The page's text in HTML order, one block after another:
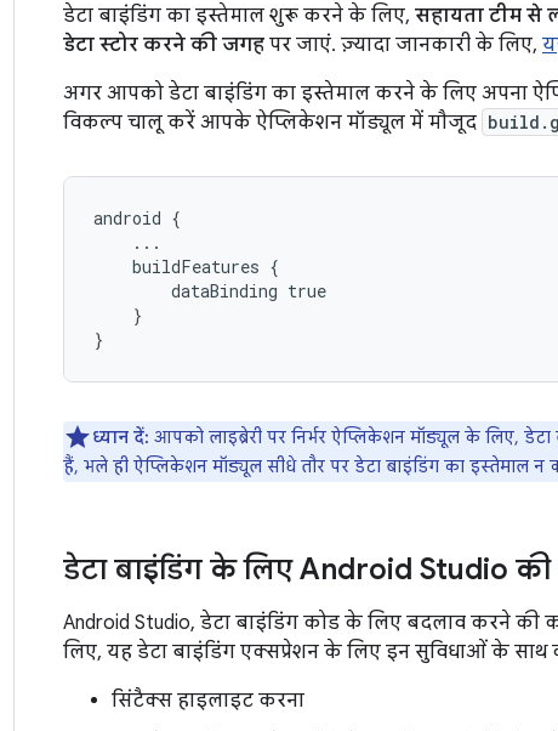
डेटा बाइंडिंग का इस्तेमाल शुरू करने के लिए, सहायता टीम से
डेटा स्टोर करने की जगह पर जाएं. ज़्यादा जानकारी के लिए,
अगर आपको डेटा बाइंडिंग का इस्तेमाल करने के लिए अपना
विकल्प चालू करें आपके ऐप्लिकेशन मॉड्यूल में मौजूद
android
buildFeatures
dataBinding
}
ध्यान दें: आपको लाइब्रेरी पर निर्भर ऐप्लिकेशन मॉड्यूल के लिए,
हैं, भले ही ऐप्लिकेशन मॉड्यूल सीधे तौर पर डेटा बाइंडिंग का इस्तेमाल न
डेटा बाइंडिंग के लिए Android Studio की
Android Studio, डेटा बाइंडिंग कोड के लिए बदलाव करने
लिए, यह डेटा बाइंडिंग एक्सप्रेशन के लिए इन सुविधाओं के साथ
सिंटैक्स हाइलाइट करना